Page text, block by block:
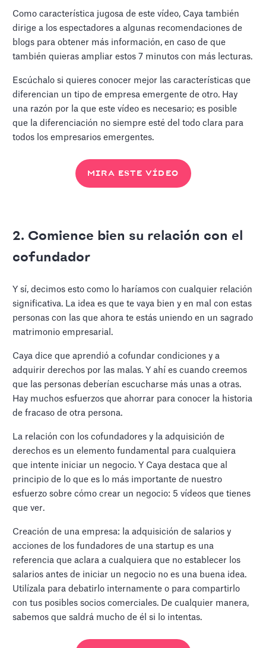
Como característica jugosa de este vídeo, Caya también
dirige a los espectadores a algunas recomendaciones de
blogs para obtener más información, en caso de que
también quieras ampliar estos 7 minutos con más lecturas.
Escúchalo si quieres conocer mejor las características que
diferencian un tipo de empresa emergente de otro. Hay
una razón por la que este vídeo es necesario; es posible
que la diferenciación no siempre esté del todo clara para
todos los empresarios emergentes.
MIRA ESTE VÍDEO
2. Comience bien su relación con el
cofundador
Y sí, decimos esto como lo haríamos con cualquier relación
significativa. La idea es que te vaya bien y en mal con estas
personas con las que ahora te estás uniendo en un sagrado
matrimonio empresarial.
Caya dice que aprendió a cofundar condiciones y a
adquirir derechos por las malas. Y ahí es cuando creemos
que las personas deberían escucharse más unas a otras.
Hay muchos esfuerzos que ahorrar para conocer la historia
de fracaso de otra persona.
La relación con los cofundadores y la adquisición de
derechos es un elemento fundamental para cualquiera
que intente iniciar un negocio. Y Caya destaca que al
principio de lo que es lo más importante de nuestro
esfuerzo sobre cómo crear un negocio: 5 vídeos que tienes
que ver.
Creación de una empresa: la adquisición de salarios y
acciones de los fundadores de una startup es una
referencia que aclara a cualquiera que no establecer los
salarios antes de iniciar un negocio no es una buena idea.
Utilízala para debatirlo internamente o para compartirlo
con tus posibles socios comerciales. De cualquier manera,
sabemos que saldrá mucho de él si lo intentas.